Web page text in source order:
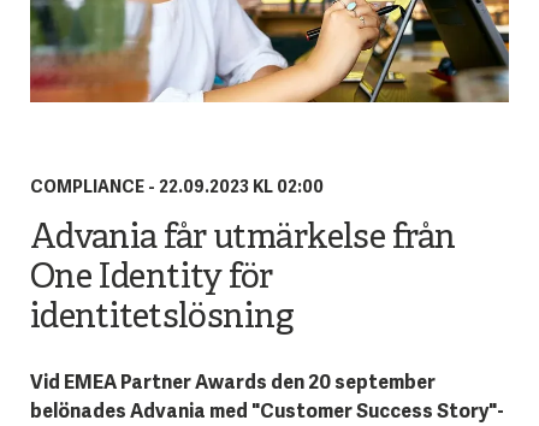
COMPLIANCE - 22.09.2023 KL 02:00
Advania får utmärkelse från
One Identity för
identitetslösning
Vid EMEA Partner Awards den 20 september
belönades Advania med "Customer Success Story"-